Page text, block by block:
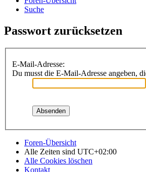
Suche
Passwort zurücksetzen
E-Mail-Adresse:
Du musst die E-Mail-Adresse angeben,
Foren-Übersicht
Alle Zeiten sind UTC+02:00
Alle Cookies löschen
Kontakt